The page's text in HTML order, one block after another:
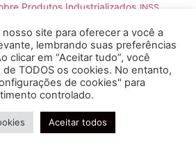
Produtos Industrializados INSS
Individuais
microempresas
Ministério
Pronampe
Regime tributário
site para oferecer a você a
lembrando suas preferências
clicar em “Aceitar tudo”, você
TODOS os cookies. No entanto,
de cookies" para
controlado.
Aceitar todos
Precisa de ajuda?